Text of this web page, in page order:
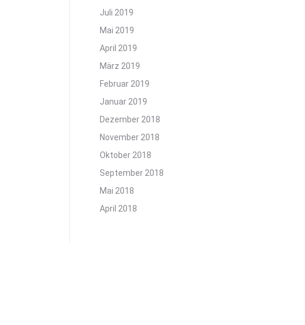
Juli 2019
Mai 2019
April 2019
März 2019
Februar 2019
Januar 2019
Dezember 2018
November 2018
Oktober 2018
September 2018
Mai 2018
April 2018